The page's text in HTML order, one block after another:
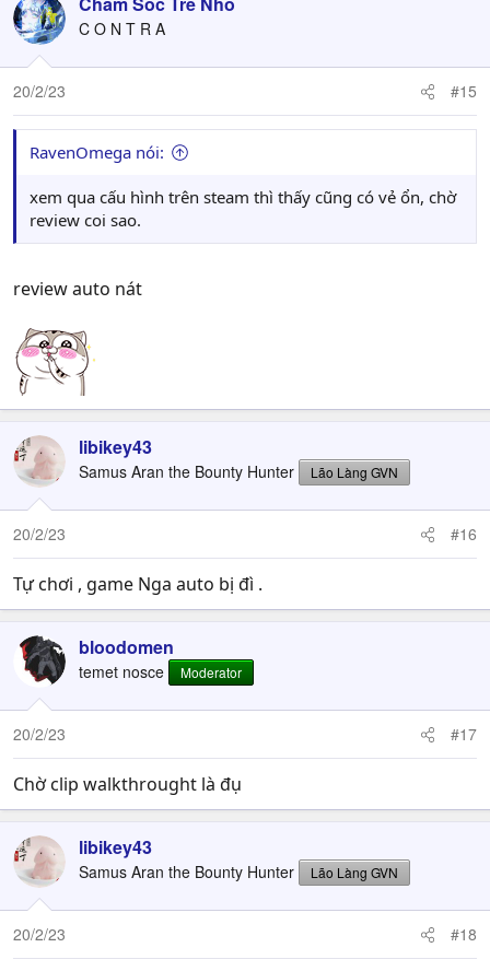
C O N T R A
20/2/23 #15
RavenOmega nói:
xem qua cấu hình trên steam thì thấy cũng có vẻ ổn, chờ
review coi sao.
review auto nát
libikey43
Samus Aran the Bounty Hunter Lão Làng GVN
20/2/23 #16
Tự chơi , game Nga auto bị đì .
bloodomen
temet nosce Moderator
20/2/23 #17
Chờ clip walkthrought là đụ
libikey43
Samus Aran the Bounty Hunter Lão Làng GVN
20/2/23 #18